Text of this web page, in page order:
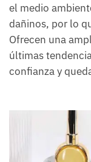
el medio
dañinos, por lo
Ofrecen una
últimas
confianza y